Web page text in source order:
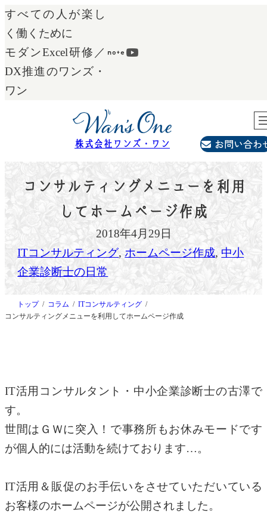
内
容
を
ス
キ
すべての人が楽し
く働くために
モダンExcel研修／
DX推進のワンズ・
ワン
株式会社ワンズ・ワン お問い合わ
コンサルティングメニューを利用
してホームページ作成
2018年4月29日
ITコンサルティング, ホームページ作成, 中小
企業診断士の日常
トップ コラム
ITコンサルティング
コンサルティングメニューを利用してホームページ作成
IT活用コンサルタント・中小企業診断士の古澤で
す。
世間はＧＷに突入！で事務所もお休みモードです
が個人的には活動を続けております…。
IT活用＆販促のお手伝いをさせていただいている
お客様のホームページが公開されました。